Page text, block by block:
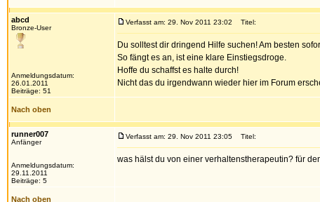
abcd
Bronze-User
Anmeldungsdatum:
26.01.2011
Beiträge: 51
Verfasst am: 29. Nov 2011 23:02 Titel:
Du solltest dir dringend Hilfe suchen! Am besten
So fängt es an, ist eine klare Einstiegsdroge.
Hoffe du schaffst es halte durch!
Nicht das du irgendwann wieder hier im Forum
Nach oben
runner007
Anfänger
Anmeldungsdatum:
29.11.2011
Beiträge: 5
Verfasst am: 29. Nov 2011 23:05 Titel:
was hälst du von einer verhaltenstherapeutin? für
Nach oben